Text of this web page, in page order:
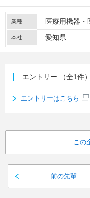
業種 医療用機器・
本社 愛知県
エントリー （全1件）
エントリーはこちら
前の先輩
この